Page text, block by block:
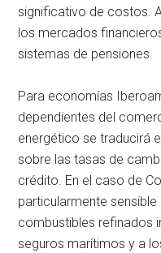
significativo de costos.
los mercados
sistemas de pensiones.
Para economías
dependientes del
energético se traducirá
sobre las tasas de
crédito. En el caso de
particularmente
combustibles refinados
seguros marítimos y a